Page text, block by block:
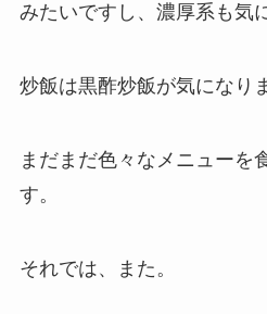
みたいですし、濃厚系も気
炒飯は黒酢炒飯が気になり
まだまだ色々なメニューを
す。
それでは、また。